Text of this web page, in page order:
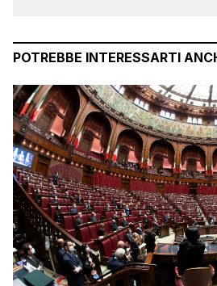
POTREBBE INTERESSARTI